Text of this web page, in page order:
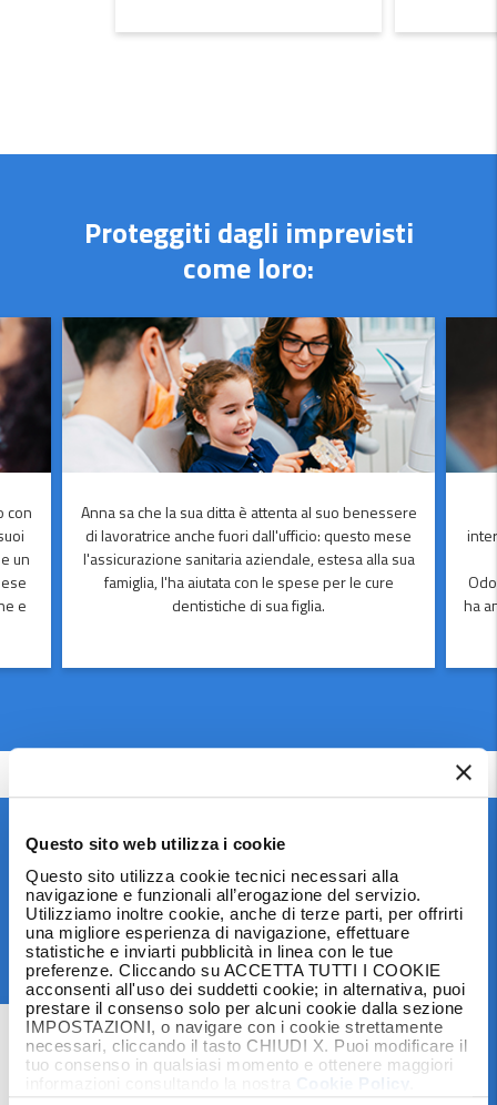
Questo sito web utilizza i cookie
Questo sito utilizza cookie tecnici necessari alla
navigazione e funzionali all’erogazione del servizio.
Utilizziamo inoltre cookie, anche di terze parti, per offrirti
una migliore esperienza di navigazione, effettuare
statistiche e inviarti pubblicità in linea con le tue
preferenze. Cliccando su ACCETTA TUTTI I COOKIE
acconsenti all'uso dei suddetti cookie; in alternativa, puoi
prestare il consenso solo per alcuni cookie dalla sezione
IMPOSTAZIONI, o navigare con i cookie strettamente
necessari, cliccando il tasto CHIUDI X. Puoi modificare il
tuo consenso in qualsiasi momento e ottenere maggiori
Proteggiti dagli imprevisti
come loro:
con
un
e
Anna sa che la sua ditta è attenta al suo benessere
di lavoratrice anche fuori dall'ufficio: questo mese
l'assicurazione sanitaria aziendale, estesa alla sua
famiglia, l'ha aiutata con le spese per le cure
dentistiche di sua figlia.
ha
Legge 7 dicembre 2023, n. 193 –
Diritti delle persone già affette da
malattie oncologiche.
Per «diritto all’oblio oncologico» si intende il diritto
delle persone guarite da una patologia oncologica di
non fornire informazioni né subire indagini in